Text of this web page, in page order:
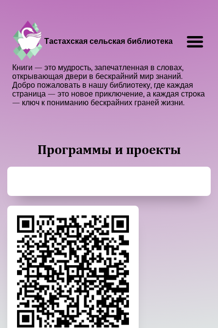
Тастахская сельская библиотека
Книги — это мудрость, запечатленная в словах,
открывающая двери в бескрайний мир знаний.
Добро пожаловать в нашу библиотеку, где каждая
страница — это новое приключение, а каждая строка
— ключ к пониманию бескрайних граней жизни.
Программы и проекты